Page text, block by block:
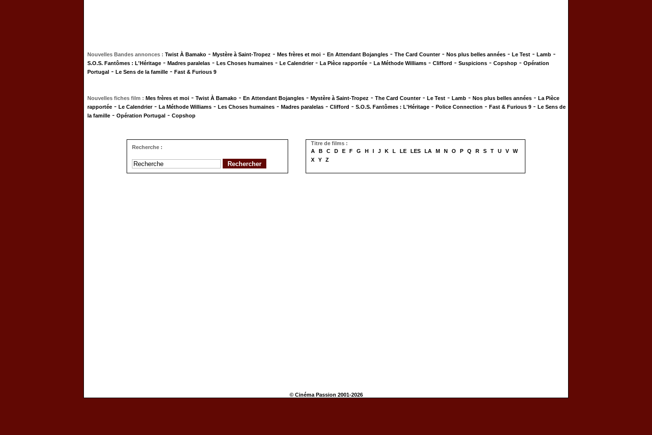
Nouvelles Bandes annonces : Twist À Bamako - Mystère à Saint-Tropez - Mes frères et moi - En Attendant Bojangles - The Card Counter- Nos plus belles années - Le Test - Lamb -
S.O.S. Fantômes : L'Héritage - Madres paralelas - Les Choses humaines - Le Calendrier- La Pièce rapportée - La Méthode Williams - Clifford - Suspicions - Copshop - Opération
Portugal - Le Sens de la famille - Fast & Furious 9
Nouvelles fiches film : Mes frères et moi - Twist À Bamako - En Attendant Bojangles - Mystère à Saint-Tropez - The Card Counter- Le Test - Lamb - Nos plus belles années - La Pièce
rapportée - Le Calendrier- La Méthode Williams - Les Choses humaines - Madres paralelas - Clifford - S.O.S. Fantômes : L'Héritage - Police Connection - Fast & Furious 9 - Le Sens de
la famille - Opération Portugal - Copshop
Recherche :
Titre de films :
A
B C D E F G H I J K L LE LES LA M N O P Q R S T U V
W
X
Y Z
© Cinéma Passion 2001-2026